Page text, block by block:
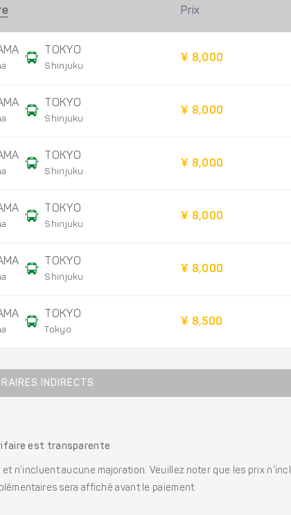
Prix
TOKYO
Shinjuku
¥ 8,000
TOKYO
Shinjuku
¥ 8,000
TOKYO
Shinjuku
¥ 8,000
TOKYO
Shinjuku
¥ 8,000
TOKYO
Shinjuku
¥ 8,000
TOKYO
Tokyo
¥ 8,500
INDIRECTS
est transparente
aucune majoration. Veuillez noter que les prix
sera affiché avant le paiement.